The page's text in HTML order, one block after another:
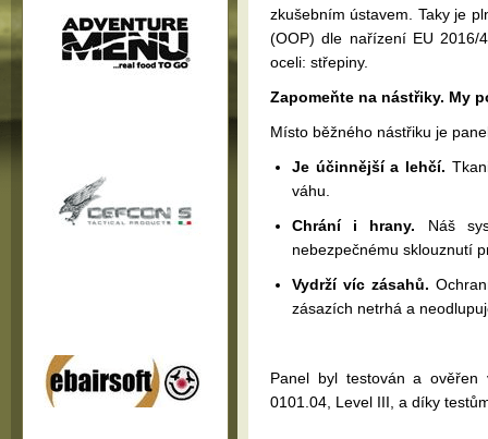
zkušebním ústavem. Taky je
(OOP) dle nařízení EU 2016/
oceli: střepiny.
Zapomeňte na nástřiky. My
Místo běžného nástřiku je
Je účinnější a lehčí.
váhu.
Chrání i hrany. Náš
nebezpečnému sklouznutí
Vydrží víc zásahů.
zásazích netrhá a
Panel byl testován a ověřen
0101.04, Level III, a díky